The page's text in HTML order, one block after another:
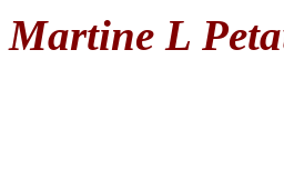
Martine L